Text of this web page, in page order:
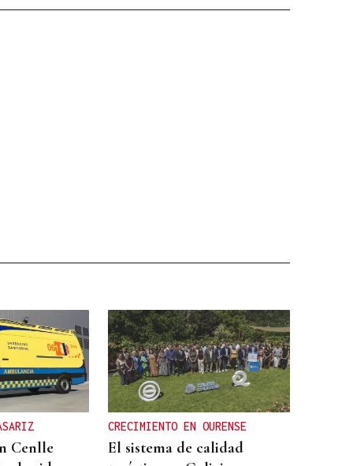
Cenlle
CRECIMIENTO EN OURENSE
El sistema de calidad